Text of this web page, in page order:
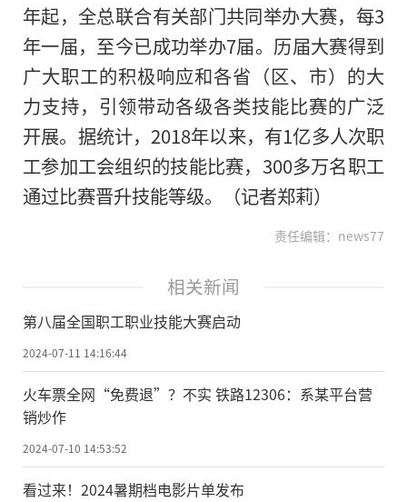
年起，全总联合有关部门共同举办大赛，每3
年一届，至今已成功举办7届。历届大赛得到
广大职工的积极响应和各省（区、市）的大
力支持，引领带动各级各类技能比赛的广泛
开展。据统计，2018年以来，有1亿多人次职
工参加工会组织的技能比赛，300多万名职工
通过比赛晋升技能等级。
（记者郑莉）
责任编辑：news77
相关新闻
第八届全国职工职业技能大赛启动
2024-07-11 14:16:44
火车票全网“免费退”？不实 铁路12306：系某平台营
销炒作
2024-07-10 14:53:52
看过来！2024暑期档电影片单发布